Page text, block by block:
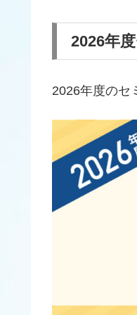
2026年
2026年度のセ